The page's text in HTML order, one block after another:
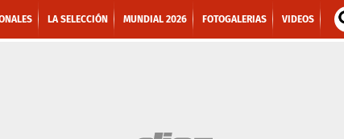
LA SELECCIÓN MUNDIAL 2026 FOTOGALERIAS VIDEOS